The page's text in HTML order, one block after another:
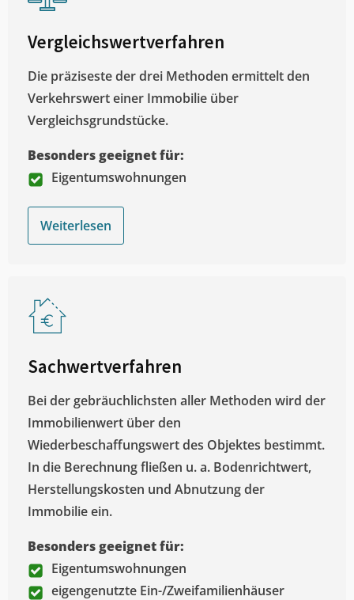
Vergleichswertverfahren
Die präziseste der drei Methoden ermittelt den
Verkehrswert einer Immobilie über
Vergleichsgrundstücke.
Besonders geeignet für:
Eigentumswohnungen
Weiterlesen
Sachwertverfahren
Bei der gebräuchlichsten aller Methoden wird der
Immobilienwert über den
Wiederbeschaffungswert des Objektes bestimmt.
In die Berechnung fließen u. a. Bodenrichtwert,
Herstellungskosten und Abnutzung der
Immobilie ein.
Besonders geeignet für:
Eigentumswohnungen
eigengenutzte Ein-/Zweifamilienhäuser